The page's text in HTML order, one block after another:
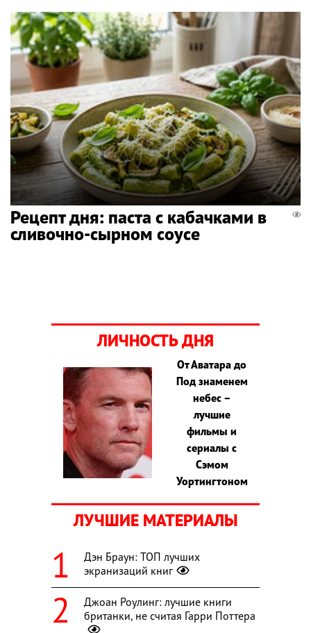
Рецепт дня: паста с кабачками в
сливочно-сырном соусе
ЛИЧНОСТЬ ДНЯ
От Аватара до
Под знаменем
небес –
лучшие
фильмы и
сериалы с
Сэмом
Уортингтоном
ЛУЧШИЕ МАТЕРИАЛЫ
Дэн Браун: ТОП лучших
экранизаций книг
Джоан Роулинг: лучшие книги
британки, не считая Гарри Поттера